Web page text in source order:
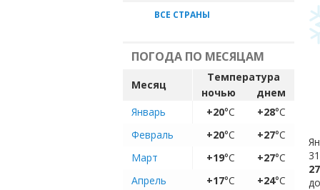
ВСЕ СТРАНЫ
ПОГОДА ПО МЕСЯЦАМ
Месяц
Температура
ночью
днем
Январь
+20°C +28°C
Февраль
+20°C +27°C
Март
+19°C +27°C
Апрель
+17°C +24°C